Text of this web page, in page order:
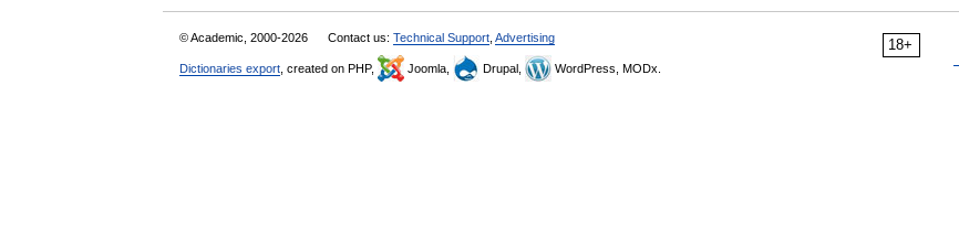
18+
© Academic, 2000-2026 Contact us: Technical Support Advertising
Dictionaries export , created on PHP, Joomla, Drupal, WordPress, MODx.